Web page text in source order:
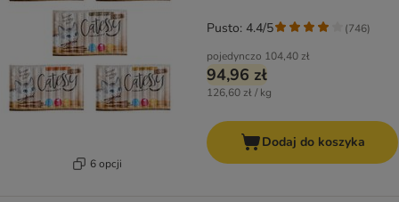
6 opcji
pojedynczo 104,40 zł
94,96 zł
126,60 zł / kg
Pusto: 4.4/5 (746)
Dodaj do koszyka